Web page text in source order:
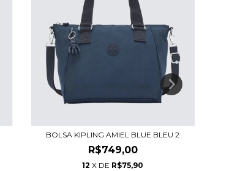
BOLSA KIPLING AMIEL BLUE BLEU 2
R$749,00
12 X DE R$75,90